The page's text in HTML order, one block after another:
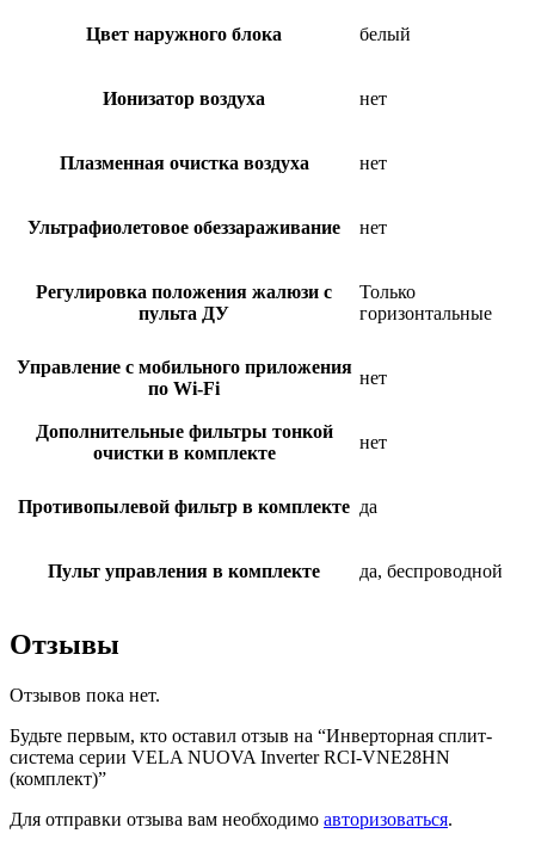
Цвет наружного блока белый
Ионизатор воздуха нет
Плазменная очистка воздуха нет
Ультрафиолетовое обеззараживание нет
Регулировка положения жалюзи с
пульта ДУ
Только
горизонтальные
Управление c мобильного приложения
по Wi-Fi
нет
Дополнительные фильтры тонкой
очистки в комплекте
нет
Противопылевой фильтр в комплекте да
Пульт управления в комплекте да, беспроводной
Отзывы
Отзывов пока нет.
Будьте первым, кто оставил отзыв на “Инверторная сплит-
система серии VELA NUOVA Inverter RCI-VNE28HN
(комплект)”
Для отправки отзыва вам необходимо авторизоваться.